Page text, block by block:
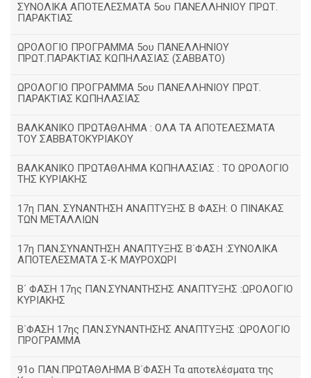
ΣΥΝΟΛΙΚΑ ΑΠΟΤΕΛΕΣΜΑΤΑ 5ου ΠΑΝΕΛΛΗΝΙΟΥ ΠΡΩΤ.
ΠΑΡΑΚΤΙΑΣ
ΩΡΟΛΟΓΙΟ ΠΡΟΓΡΑΜΜΑ 5ου ΠΑΝΕΛΛΗΝΙΟΥ
ΠΡΩΤ.ΠΑΡΑΚΤΙΑΣ ΚΩΠΗΛΑΣΙΑΣ (ΣΑΒΒΑΤΟ)
ΩΡΟΛΟΓΙΟ ΠΡΟΓΡΑΜΜΑ 5ου ΠΑΝΕΛΛΗΝΙΟΥ ΠΡΩΤ.
ΠΑΡΑΚΤΙΑΣ ΚΩΠΗΛΑΣΙΑΣ
ΒΑΛΚΑΝΙΚΟ ΠΡΩΤΑΘΛΗΜΑ : ΟΛΑ ΤΑ ΑΠΟΤΕΛΕΣΜΑΤΑ
ΤΟΥ ΣΑΒΒΑΤΟΚΥΡΙΑΚΟΥ
ΒΑΛΚΑΝΙΚΟ ΠΡΩΤΑΘΛΗΜΑ ΚΩΠΗΛΑΣΙΑΣ : ΤΟ ΩΡΟΛΟΓΙΟ
ΤΗΣ ΚΥΡΙΑΚΗΣ
17η ΠΑΝ. ΣΥΝΑΝΤΗΣΗ ΑΝΑΠΤΥΞΗΣ Β ΦΑΣΗ: Ο ΠΙΝΑΚΑΣ
ΤΩΝ ΜΕΤΑΛΛΙΩΝ
17η ΠΑΝ.ΣΥΝΑΝΤΗΣΗ ΑΝΑΠΤΥΞΗΣ Β΄ΦΑΣΗ :ΣΥΝΟΛΙΚΑ
ΑΠΟΤΕΛΕΣΜΑΤΑ Σ-Κ ΜΑΥΡΟΧΩΡΙ
B΄ ΦΑΣΗ 17ης ΠΑΝ.ΣΥΝΑΝΤΗΣΗΣ ΑΝΑΠΤΥΞΗΣ :ΩΡΟΛΟΓΙΟ
ΚΥΡΙΑΚΗΣ
Β΄ΦΑΣΗ 17ης ΠΑΝ.ΣΥΝΑΝΤΗΣΗΣ ΑΝΑΠΤΥΞΗΣ :ΩΡΟΛΟΓΙΟ
ΠΡΟΓΡΑΜΜΑ
91ο ΠΑΝ.ΠΡΩΤΑΘΛΗΜΑ Β΄ΦΑΣΗ Τα αποτελέσματα της